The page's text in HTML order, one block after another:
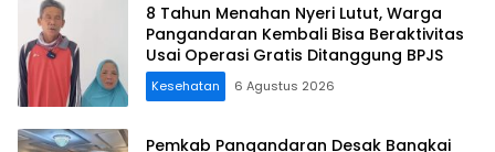
8 Tahun Menahan Nyeri Lutut, Warga
Pangandaran Kembali Bisa Beraktivitas
Usai Operasi Gratis Ditanggung BPJS
Kesehatan 6 Agustus 2026
Pemkab Pangandaran Desak Bangkai